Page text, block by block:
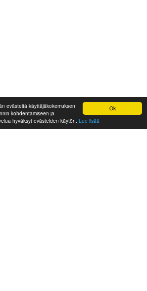
Ok
evästeitä käyttäjäkokemuksen
kohdentamiseen ja
hyväksyt evästeiden käytön. Lue lisää